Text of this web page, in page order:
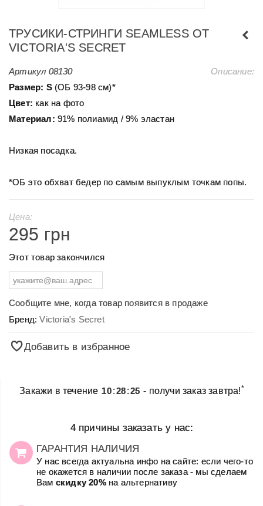
ТРУСИКИ-СТРИНГИ SEAMLESS ОТ
VICTORIA'S SECRET
Артикул 08130
Описание:
Размер: S(ОБ 93-98 см)*
Цвет: как на фото
Материал: 91% полиамид / 9% эластан
Низкая посадка.
*ОБ это обхват бедер по самым выпуклым точкам попы.
Цена:
295 грн
Этот товар закончился
Сообщите мне, когда товар появится в продаже
Бренд:Victoria's Secret
Добавить в избранное
Закажи в течение 10:28:25 - получи заказ завтра!*
4 причины заказать у нас:
ГАРАНТИЯ НАЛИЧИЯ
У нас всегда актуальна инфо на сайте: если чего-то
не окажется в наличии после заказа - мы сделаем
Вам скидку 20%на альтернативу